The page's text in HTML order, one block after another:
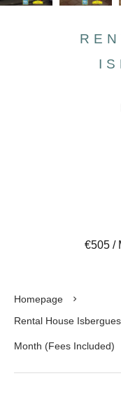
€505 /
Homepage
Rental House
Month (Fees Included)